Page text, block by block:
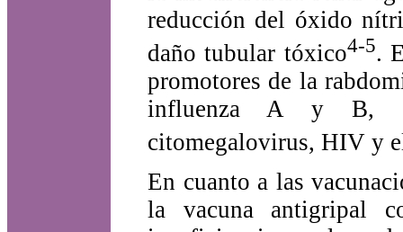
reducción del óxido
daño tubular tóxico4-5.
promotores de la
influenza A y B,
citomegalovirus, HIV y
En cuanto a las
la vacuna antigripal